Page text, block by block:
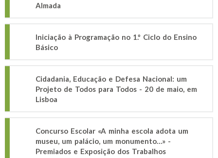
Almada
Iniciação à Programação no 1.º Ciclo do Ensino
Básico
Cidadania, Educação e Defesa Nacional: um
Projeto de Todos para Todos - 20 de maio, em
Lisboa
Concurso Escolar «A minha escola adota um
museu, um palácio, um monumento…» -
Premiados e Exposição dos Trabalhos